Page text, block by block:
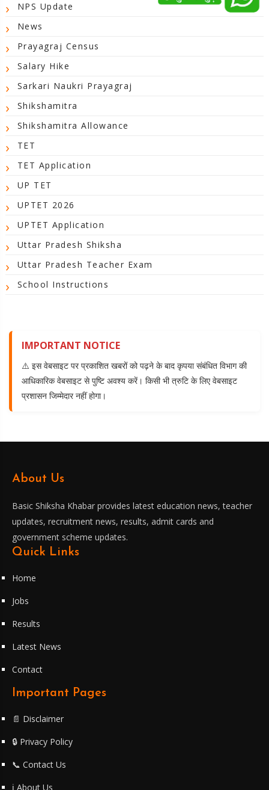
NPS Update
News
Prayagraj Census
Salary Hike
Sarkari Naukri Prayagraj
Shikshamitra
Shikshamitra Allowance
TET
TET Application
UP TET
UPTET 2026
UPTET Application
Uttar Pradesh Shiksha
Uttar Pradesh Teacher Exam
School Instructions
IMPORTANT NOTICE
⚠️ इस वेबसाइट पर प्रकाशित खबरों को पढ़ने के बाद कृपया संबंधित विभाग की
आधिकारिक वेबसाइट से पुष्टि अवश्य करें। किसी भी त्रुटि के लिए वेबसाइट
प्रशासन जिम्मेदार नहीं होगा।
About Us
Basic Shiksha Khabar provides latest education news, teacher
updates, recruitment news, results, admit cards and
government scheme updates.
Quick Links
Home
Jobs
Results
Latest News
Contact
Important Pages
📄 Disclaimer
🔒 Privacy Policy
📞 Contact Us
ℹ️ About Us